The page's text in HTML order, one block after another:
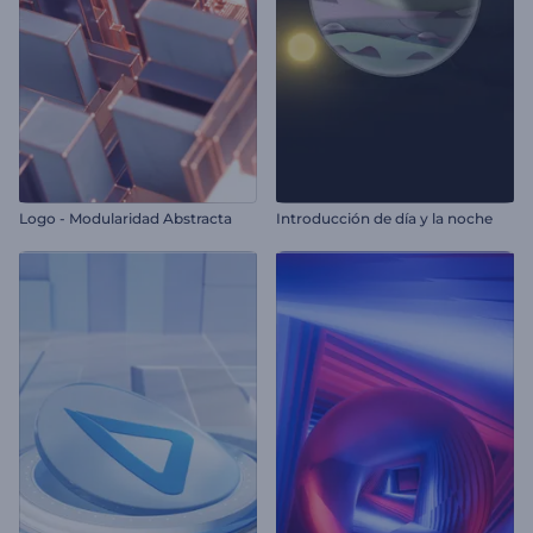
Logo - Modularidad Abstracta Introducción de día y la noche